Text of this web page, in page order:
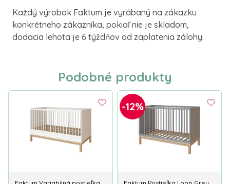
Každý výrobok Faktum je vyrábaný na zákazku
konkrétneho zákazníka, pokiaľ nie je skladom,
dodacia lehota je 6 týždňov od zaplatenia zálohy.
Podobné produkty
-12%